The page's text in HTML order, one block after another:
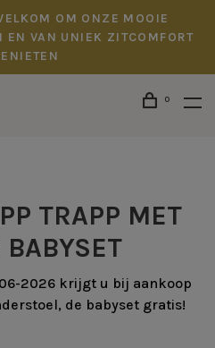
OM ONZE MOOIE
EN VAN UNIEK ZITCOMFORT
0
TRAPP MET
BABYSET
2026 krijgt u bij aankoop
de babyset gratis!